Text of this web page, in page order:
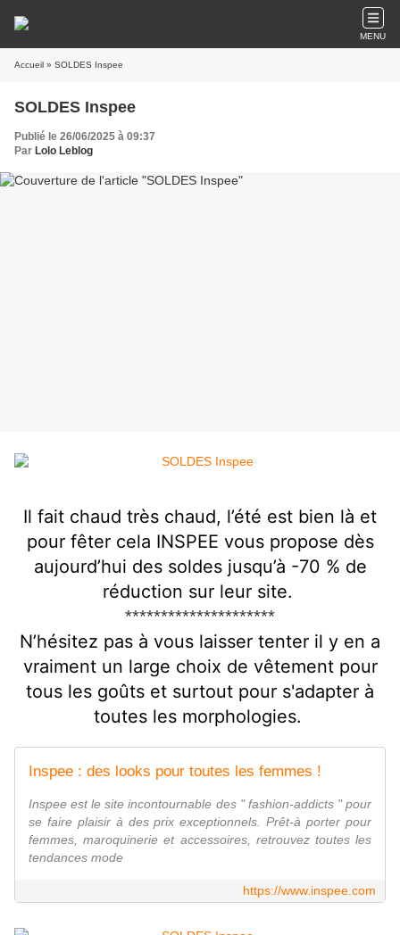
MENU
Accueil » SOLDES Inspee
SOLDES Inspee
Publié le 26/06/2025 à 09:37
Par Lolo Leblog
Il fait chaud très chaud, l’été est bien là et
pour fêter cela INSPEE vous propose dès
aujourd’hui des soldes jusqu’à -70 % de
réduction sur leur site.
*********************
N’hésitez pas à vous laisser tenter il y en a
vraiment un large choix de vêtement pour
tous les goûts et surtout pour s'adapter à
toutes les morphologies.
Inspee : des looks pour toutes les femmes !
Inspee est le site incontournable des " fashion-addicts " pour
se faire plaisir à des prix exceptionnels. Prêt-à porter pour
femmes, maroquinerie et accessoires, retrouvez toutes les
tendances mode
https://www.inspee.com